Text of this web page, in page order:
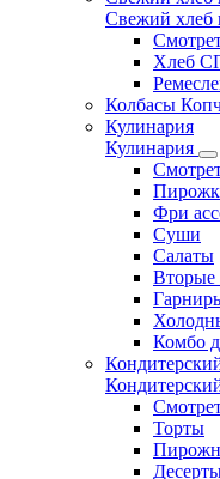
Свежий хлеб
Хлеб
Колбасы
Кулинария
Кулинария
Фри
Суши
Салаты
Вторые
Комбо
Торты